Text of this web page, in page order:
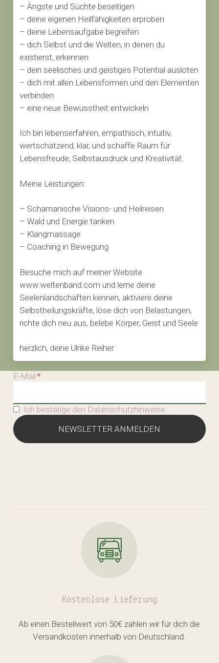
Es befinden sich keine Produkte
– Ängste und Süchte beseitigen
– deine eigenen Heilfähigkeiten erproben
– deine Lebensaufgabe begreifen
– dich Selbst und die Welten, in denen du
existierst, erkennen
– dein seelisches und geistiges Potential ausloten
– dich mit allen Lebensformen und den Elementen
verbinden
– eine neue Bewusstheit entwickeln
Ich bin lebenserfahren, empathisch, intuitiv,
wertschätzend, klar, und schaffe Raum für
Lebensfreude, Selbstausdruck und Kreativität.
Meine Leistungen:
– Schamanische Visions- und Heilreisen
– Wald und Energie tanken
– Klangmassage
– Coaching in Bewegung
Besuche mich auf meiner Website
www.weltenband.com und lerne deine
Seelenlandschaften kennen, aktiviere deine
Selbstheilungskräfte, löse dich von Belastungen,
richte dich neu aus, belebe Körper, Geist und Seele
herzlich, deine Ulrike Reiher
E-Mail
Ich bestätige den Datenschutzhinweise
Kostenlose Lieferung
Ab einen Bestellwert von 50€ zahlen wir für dich die
Versandkosten innerhalb von Deutschland.